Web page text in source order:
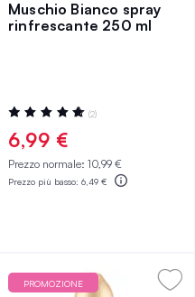
Muschio Bianco spray
rinfrescante 250 ml
Valutazione:
100%
(2)
6,99 €
Prezzo normale: 10,99 €
Prezzo più basso: 6,49 €
PROMOZIONE